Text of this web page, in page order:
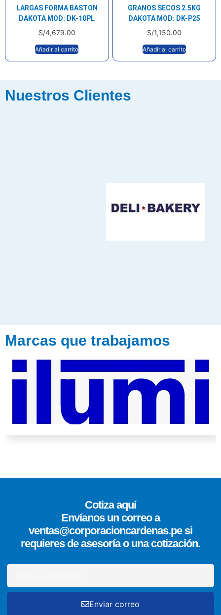
LARGAS FORMA BASTON
DAKOTA MOD: DK-10PL
S/4,679.00
Añadir al carrito
GRANOS SECOS 2.5KG
DAKOTA MOD: DK-P25
S/1,150.00
Añadir al carrito
Nuestros Clientes
Marcas que trabajamos
Cotiza aquí
Envíanos un correo a
ventas@corporacioncardenas.pe si
requieres de asesoría o una cotización.
Enviar correo